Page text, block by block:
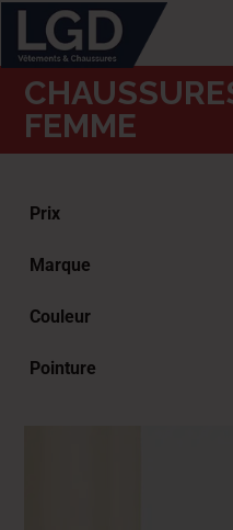
FEMME
Prix
Marque
Couleur
Blanc
Pointure